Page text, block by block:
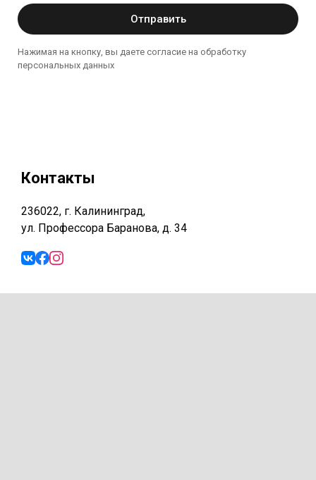
Отправить
Нажимая на кнопку, вы даете согласие на обработку
персональных данных
Контакты
236022, г. Калининград,
ул. Профессора Баранова, д. 34